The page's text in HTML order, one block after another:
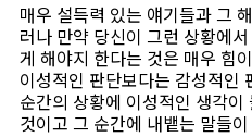
매우 설득력 있는 얘기들과 그
러나 만약 당신이 그런 상황에
게 해야지 한다는 것은 매우 힘
이성적인 판단보다는 감성적인
순간의 상황에 이성적인 생각
것이고 그 순간에 내뱉는 말들